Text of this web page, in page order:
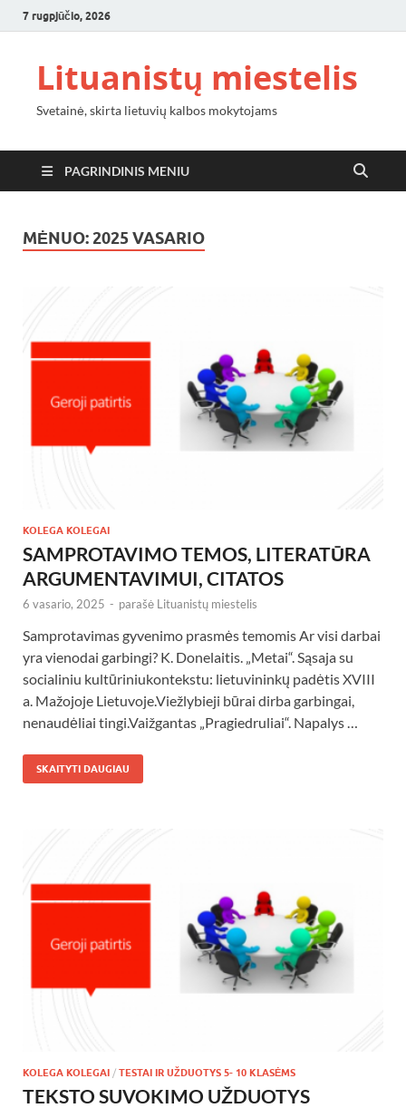
7 rugpjūčio, 2026
Lituanistų miestelis
Svetainė, skirta lietuvių kalbos mokytojams
PAGRINDINIS MENIU
MĖNUO:2025 VASARIO
KOLEGA KOLEGAI
SAMPROTAVIMO TEMOS, LITERATŪRA
ARGUMENTAVIMUI, CITATOS
6 vasario, 2025 - parašė Lituanistų miestelis
Samprotavimas gyvenimo prasmės temomis Ar visi darbai
yra vienodai garbingi? K. Donelaitis. „Metai“. Sąsaja su
socialiniu kultūriniukontekstu: lietuvininkų padėtis XVIII
a. Mažojoje Lietuvoje.Viežlybieji būrai dirba garbingai,
nenaudėliai tingi.Vaižgantas „Pragiedruliai“. Napalys …
SKAITYTI DAUGIAU
KOLEGA KOLEGAI / TESTAI IR UŽDUOTYS 5- 10 KLASĖMS
TEKSTO SUVOKIMO UŽDUOTYS